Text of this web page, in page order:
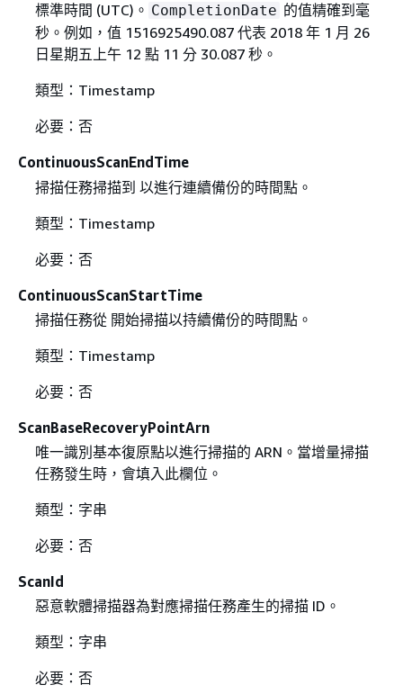
標準時間 (UTC)。 CompletionDate 的值精確到毫
秒。例如，值 1516925490.087 代表 2018 年 1 月 26
日星期五上午 12 點 11 分 30.087 秒。
類型：Timestamp
必要：否
ContinuousScanEndTime
掃描任務掃描到 以進行連續備份的時間點。
類型：Timestamp
必要：否
ContinuousScanStartTime
掃描任務從 開始掃描以持續備份的時間點。
類型：Timestamp
必要：否
ScanBaseRecoveryPointArn
唯一識別基本復原點以進行掃描的 ARN。當增量掃描
任務發生時，會填入此欄位。
類型：字串
必要：否
ScanId
惡意軟體掃描器為對應掃描任務產生的掃描 ID。
類型：字串
必要：否